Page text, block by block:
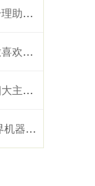
质量
简单
打水漂
大会